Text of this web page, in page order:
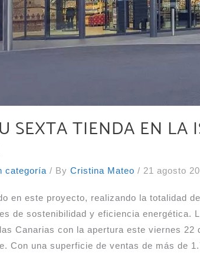
SEXTA TIENDA EN LA
categoría / By Cristina Mateo / 21 agosto
en este proyecto, realizando la totalidad
de sostenibilidad y eficiencia energética.
Canarias con la apertura este viernes 22
Con una superficie de ventas de más de